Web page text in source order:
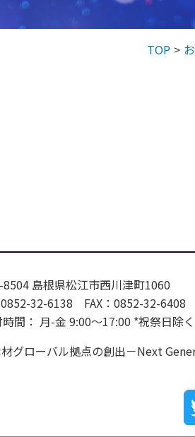
TOP
8504 島根県松江市西川津町1060
32-6138 FAX：0852-32-6408
時間： 月-金 9:00～17:00 *祝祭日除く
グローバル拠点の創出－Next